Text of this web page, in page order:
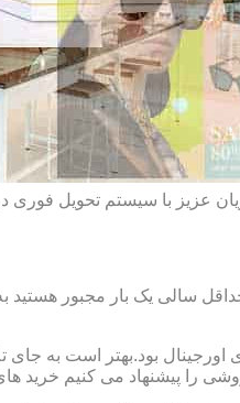
عزیز با سیستم تحویل
سالی یک بار مجبور هستید
بود.بهتر است به
را پیشنهاد می کنیم خرید